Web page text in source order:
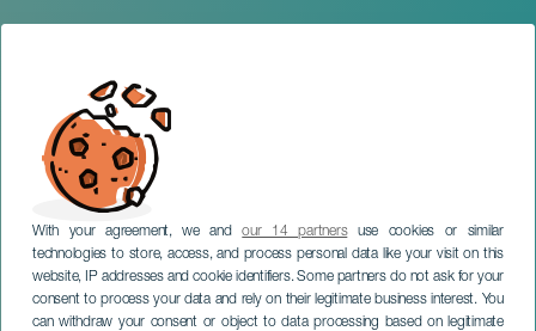
With your agreement, we andour 14 partnersuse cookies or similar
technologies to store, access, and process personal data like your visit on this
website, IP addresses and cookie identifiers. Some partners do not ask for your
consent to process your data and rely on their legitimate business interest. You
can withdraw your consent or object to data processing based on legitimate
TENERIFE